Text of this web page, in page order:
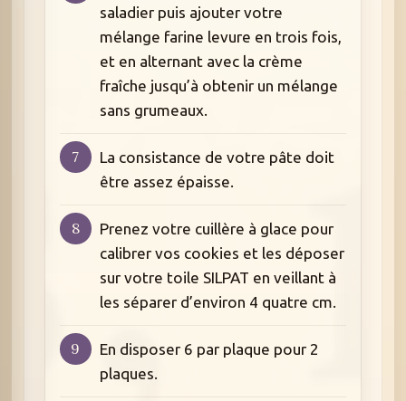
saladier puis ajouter votre
mélange farine levure en trois fois,
et en alternant avec la crème
fraîche jusqu’à obtenir un mélange
sans grumeaux.
La consistance de votre pâte doit
être assez épaisse.
Prenez votre cuillère à glace pour
calibrer vos cookies et les déposer
sur votre toile SILPAT en veillant à
les séparer d’environ 4 quatre cm.
En disposer 6 par plaque pour 2
plaques.